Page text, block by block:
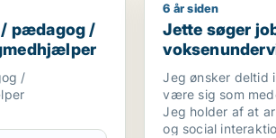
/ voksenunderviser /
pædagog /
/
Jette søger
6 år siden
Jette søger
Jeg ønsker deltid
være sig som
Jeg holder af at
og social